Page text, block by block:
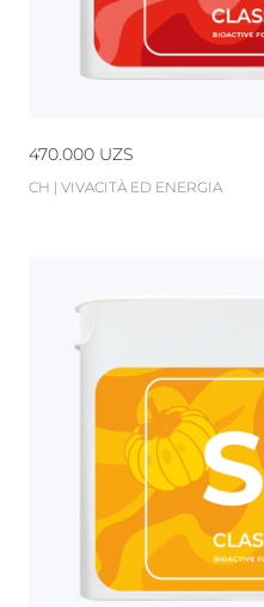
470.000 UZS
CH | VIVACITÀ ED ENERGIA